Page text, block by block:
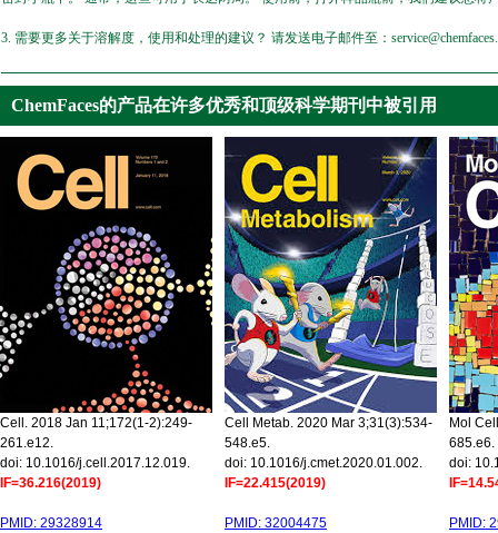
3. 需要更多关于溶解度，使用和处理的建议？ 请发送电子邮件至：
ChemFaces的产品在许多优秀和顶级科学期刊中被引用
Cell. 2018 Jan 11;172(1-2):249-
261.e12.
doi: 10.1016/j.cell.2017.12.019.
IF=36.216(2019)
PMID: 29328914
Cell Metab. 2020 Mar 3;31(3):534-
548.e5.
doi: 10.1016/j.cmet.2020.01.002.
IF=22.415(2019)
PMID: 32004475
Mol
685.e6.
doi:
PMID: